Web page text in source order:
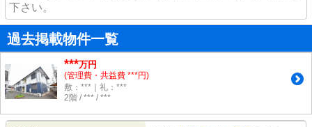
下さい。
過去掲載物件一覧
***万円
(管理費・共益費 ***円)
敷：***｜礼：***
2階 / *** / ***